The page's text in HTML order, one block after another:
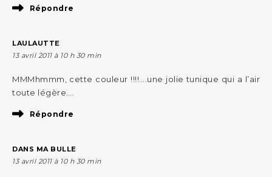
Répondre
LAULAUTTE
13 avril 2011 à 10 h 30 min
MMMhmmm, cette couleur !!!!….une jolie tunique qui a l’air
toute légère….
Répondre
DANS MA BULLE
13 avril 2011 à 10 h 30 min